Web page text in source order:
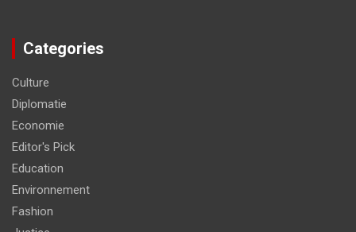
Categories
Culture
Diplomatie
Economie
Editor's Pick
Education
Environnement
Fashion